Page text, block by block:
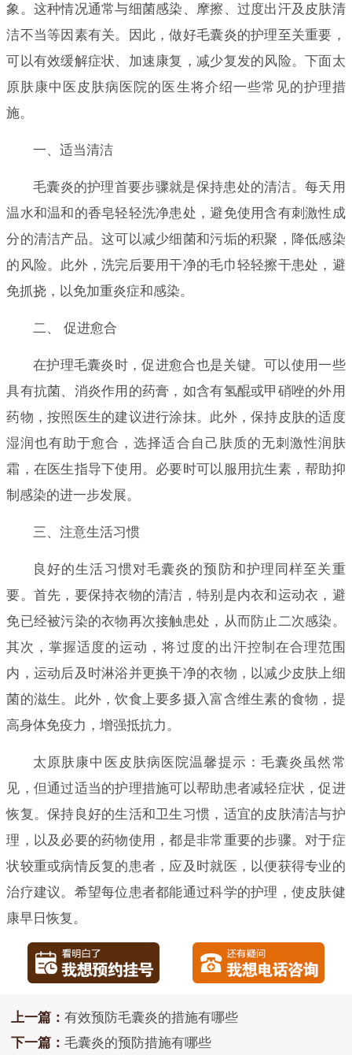
象。这种情况通常与细菌感染、摩擦、过度出汗及皮肤清
洁不当等因素有关。因此，做好毛囊炎的护理至关重要，
可以有效缓解症状、加速康复，减少复发的风险。下面太
原肤康中医皮肤病医院的医生将介绍一些常见的护理措
施。
一、适当清洁
毛囊炎的护理首要步骤就是保持患处的清洁。每天用
温水和温和的香皂轻轻洗净患处，避免使用含有刺激性成
分的清洁产品。这可以减少细菌和污垢的积聚，降低感染
的风险。此外，洗完后要用干净的毛巾轻轻擦干患处，避
免抓挠，以免加重炎症和感染。
二、 促进愈合
在护理毛囊炎时，促进愈合也是关键。可以使用一些
具有抗菌、消炎作用的药膏，如含有氢醌或甲硝唑的外用
药物，按照医生的建议进行涂抹。此外，保持皮肤的适度
湿润也有助于愈合，选择适合自己肤质的无刺激性润肤
霜，在医生指导下使用。必要时可以服用抗生素，帮助抑
制感染的进一步发展。
三、注意生活习惯
良好的生活习惯对毛囊炎的预防和护理同样至关重
要。首先，要保持衣物的清洁，特别是内衣和运动衣，避
免已经被污染的衣物再次接触患处，从而防止二次感染。
其次，掌握适度的运动，将过度的出汗控制在合理范围
内，运动后及时淋浴并更换干净的衣物，以减少皮肤上细
菌的滋生。此外，饮食上要多摄入富含维生素的食物，提
高身体免疫力，增强抵抗力。
太原肤康中医皮肤病医院温馨提示：毛囊炎虽然常
见，但通过适当的护理措施可以帮助患者减轻症状，促进
恢复。保持良好的生活和卫生习惯，适宜的皮肤清洁与护
理，以及必要的药物使用，都是非常重要的步骤。对于症
状较重或病情反复的患者，应及时就医，以便获得专业的
治疗建议。希望每位患者都能通过科学的护理，使皮肤健
康早日恢复。
上一篇： 有效预防毛囊炎的措施有哪些
下一篇： 毛囊炎的预防措施有哪些